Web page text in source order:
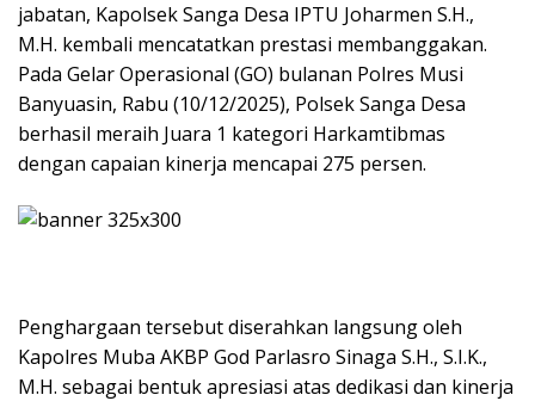
jabatan, Kapolsek Sanga Desa IPTU Joharmen S.H.,
M.H. kembali mencatatkan prestasi membanggakan.
Pada Gelar Operasional (GO) bulanan Polres Musi
Banyuasin, Rabu (10/12/2025), Polsek Sanga Desa
berhasil meraih Juara 1 kategori Harkamtibmas
dengan capaian kinerja mencapai 275 persen.
Penghargaan tersebut diserahkan langsung oleh
Kapolres Muba AKBP God Parlasro Sinaga S.H., S.I.K.,
M.H. sebagai bentuk apresiasi atas dedikasi dan kinerja